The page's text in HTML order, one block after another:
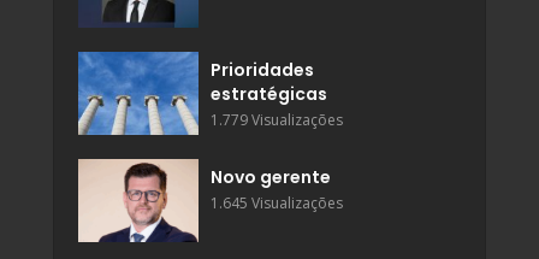
Prioridades
estratégicas
1.779 Visualizações
Novo gerente
1.645 Visualizações